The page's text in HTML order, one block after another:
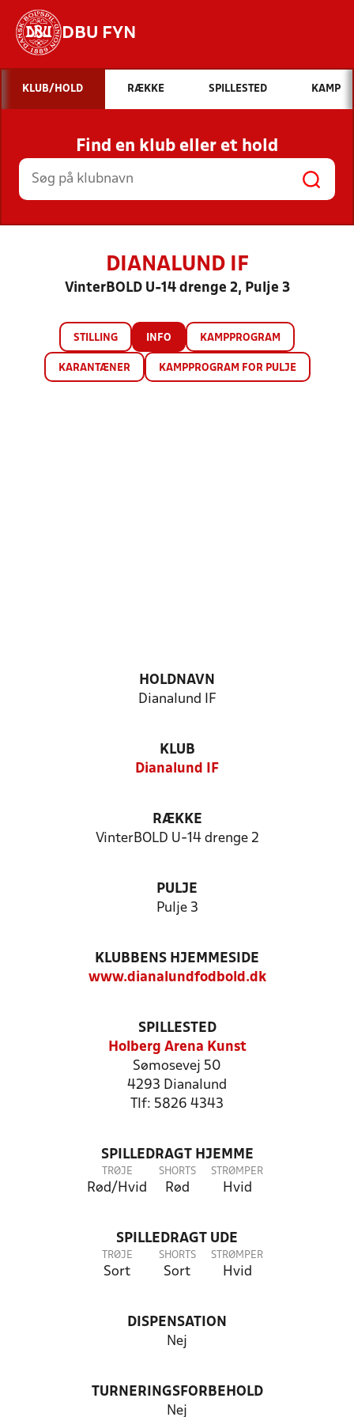
DBU FYN
Hvad vil du søge efter?
INDHOLD OG NYHEDER
STILLINGER, RESULTATER, KLUBBER OG
HOLD
KLUB/HOLD RÆKKE SPILLESTED KAMP
Find en klub eller et hold
DIANALUND IF
VinterBOLD U-14 drenge 2, Pulje 3
STILLING INFO KAMPPROGRAM
KARANTÆNER KAMPPROGRAM FOR PULJE
HOLDNAVN
Dianalund IF
KLUB
Dianalund IF
RÆKKE
VinterBOLD U-14 drenge 2
PULJE
Pulje 3
KLUBBENS HJEMMESIDE
www.dianalundfodbold.dk
SPILLESTED
Holberg Arena Kunst
Sømosevej 50
4293 Dianalund
Tlf: 5826 4343
SPILLEDRAGT HJEMME
TRØJE
Rød/Hvid
SHORTS
Rød
STRØMPER
Hvid
SPILLEDRAGT UDE
TRØJE
Sort
SHORTS
Sort
STRØMPER
Hvid
DISPENSATION
Nej
TURNERINGSFORBEHOLD
Nej